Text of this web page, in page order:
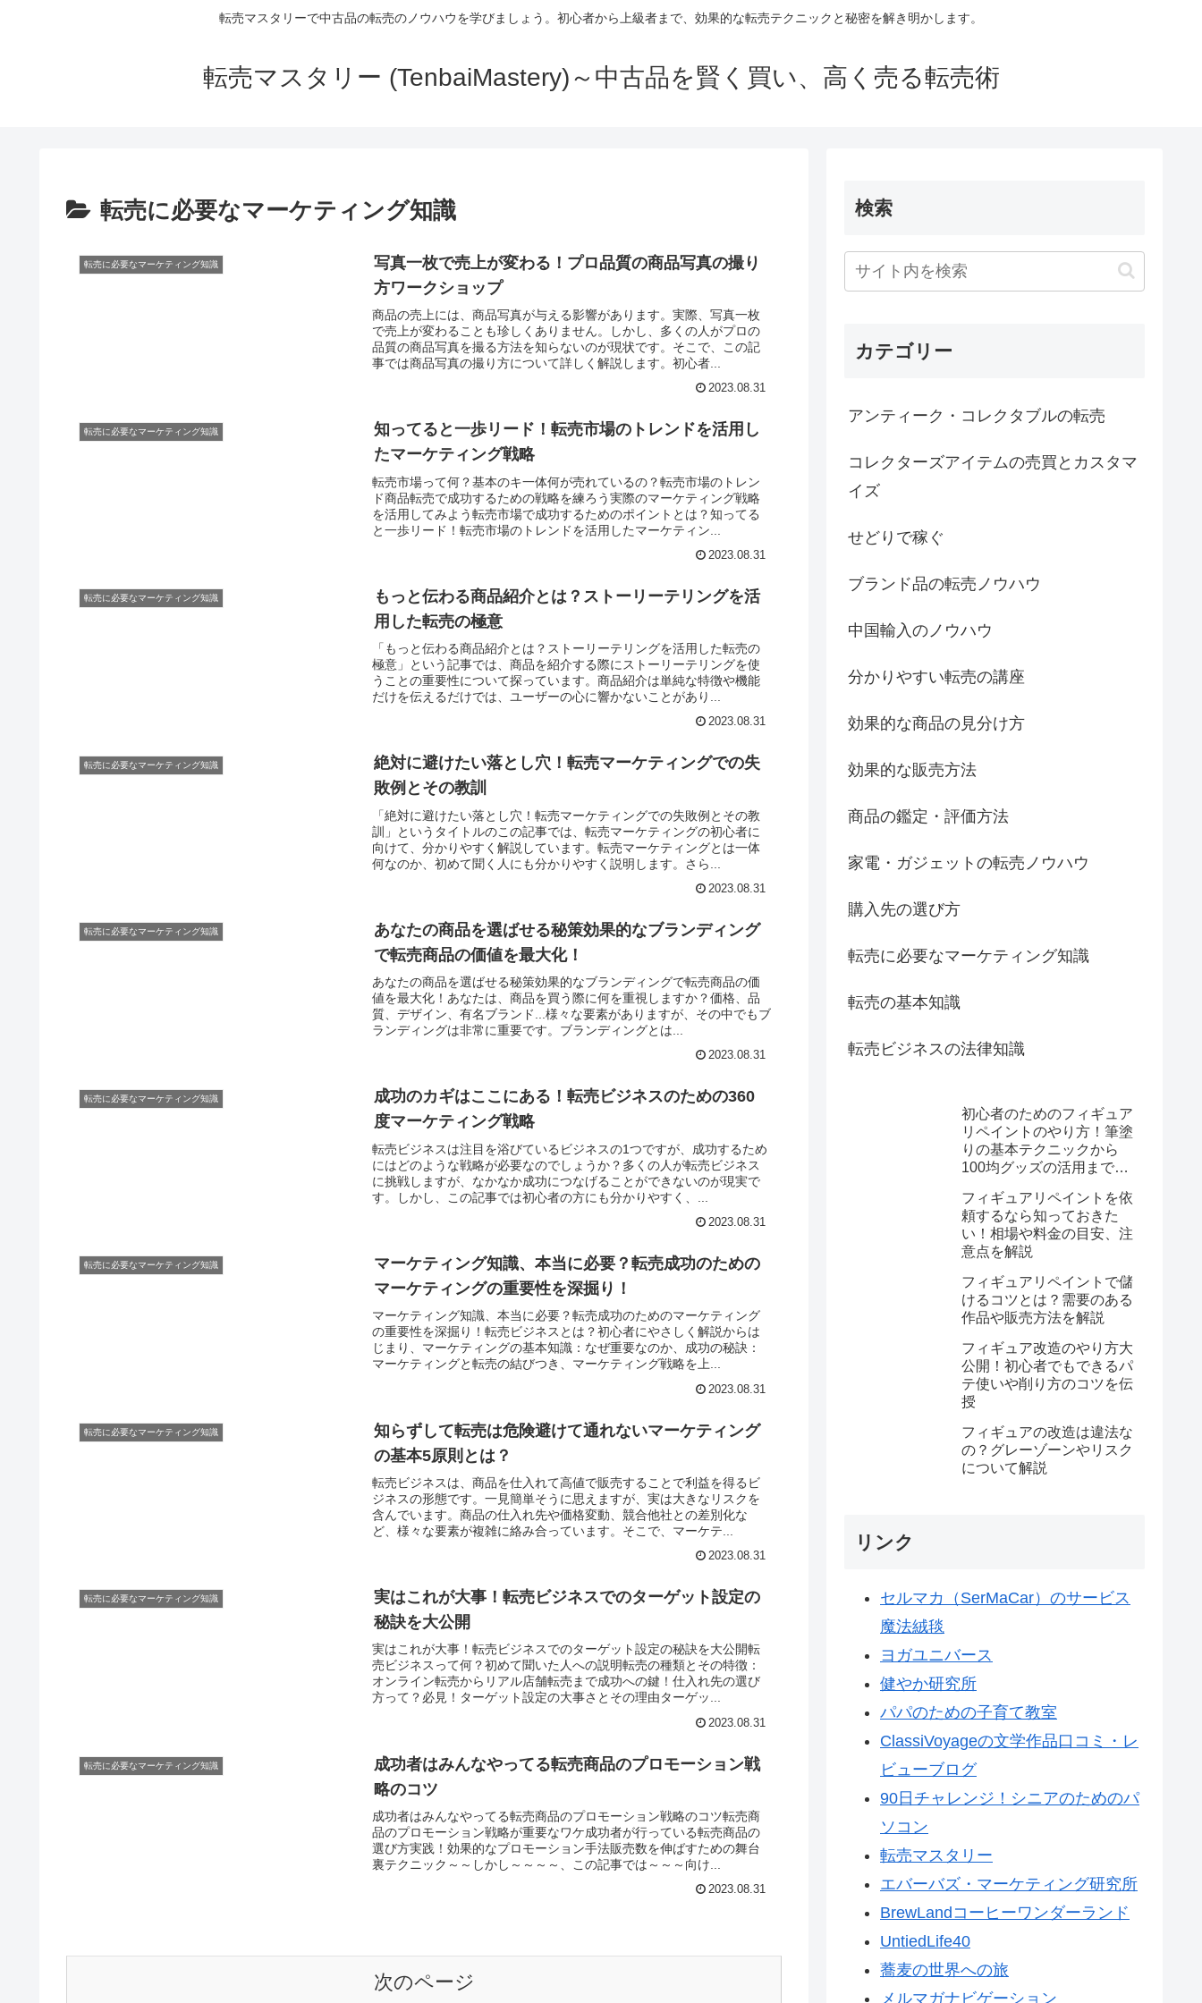
転売マスタリーで中古品の転売のノウハウを学びましょう。初心者から上級者まで、効果的な転売テクニックと秘密を解き明かします。
転売マスタリー (TenbaiMastery)～中古品を賢く買い、高く売る転売術
転売に必要なマーケティング知識
転売に必要なマーケティング知識
写真一枚で売上が変わる！プロ品質の商品写真の撮り
方ワークショップ
商品の売上には、商品写真が与える影響があります。実際、写真一枚
で売上が変わることも珍しくありません。しかし、多くの人がプロの
品質の商品写真を撮る方法を知らないのが現状です。そこで、この記
事では商品写真の撮り方について詳しく解説します。初心者...
2023.08.31
転売に必要なマーケティング知識
知ってると一歩リード！転売市場のトレンドを活用し
たマーケティング戦略
転売市場って何？基本のキ一体何が売れているの？転売市場のトレン
ド商品転売で成功するための戦略を練ろう実際のマーケティング戦略
を活用してみよう転売市場で成功するためのポイントとは？知ってる
と一歩リード！転売市場のトレンドを活用したマーケティン...
2023.08.31
転売に必要なマーケティング知識
もっと伝わる商品紹介とは？ストーリーテリングを活
用した転売の極意
「もっと伝わる商品紹介とは？ストーリーテリングを活用した転売の
極意」という記事では、商品を紹介する際にストーリーテリングを使
うことの重要性について探っています。商品紹介は単純な特徴や機能
だけを伝えるだけでは、ユーザーの心に響かないことがあり...
2023.08.31
転売に必要なマーケティング知識
絶対に避けたい落とし穴！転売マーケティングでの失
敗例とその教訓
「絶対に避けたい落とし穴！転売マーケティングでの失敗例とその教
訓」というタイトルのこの記事では、転売マーケティングの初心者に
向けて、分かりやすく解説しています。転売マーケティングとは一体
何なのか、初めて聞く人にも分かりやすく説明します。さら...
2023.08.31
転売に必要なマーケティング知識
あなたの商品を選ばせる秘策効果的なブランディング
で転売商品の価値を最大化！
あなたの商品を選ばせる秘策効果的なブランディングで転売商品の価
値を最大化！あなたは、商品を買う際に何を重視しますか？価格、品
質、デザイン、有名ブランド...様々な要素がありますが、その中でもブ
ランディングは非常に重要です。ブランディングとは...
2023.08.31
転売に必要なマーケティング知識
成功のカギはここにある！転売ビジネスのための360
度マーケティング戦略
転売ビジネスは注目を浴びているビジネスの1つですが、成功するため
にはどのような戦略が必要なのでしょうか？多くの人が転売ビジネス
に挑戦しますが、なかなか成功につなげることができないのが現実で
す。しかし、この記事では初心者の方にも分かりやすく、...
2023.08.31
転売に必要なマーケティング知識
マーケティング知識、本当に必要？転売成功のための
マーケティングの重要性を深掘り！
マーケティング知識、本当に必要？転売成功のためのマーケティング
の重要性を深掘り！転売ビジネスとは？初心者にやさしく解説からは
じまり、マーケティングの基本知識：なぜ重要なのか、成功の秘訣：
マーケティングと転売の結びつき、マーケティング戦略を上...
2023.08.31
転売に必要なマーケティング知識
知らずして転売は危険避けて通れないマーケティング
の基本5原則とは？
転売ビジネスは、商品を仕入れて高値で販売することで利益を得るビ
ジネスの形態です。一見簡単そうに思えますが、実は大きなリスクを
含んでいます。商品の仕入れ先や価格変動、競合他社との差別化な
ど、様々な要素が複雑に絡み合っています。そこで、マーケテ...
2023.08.31
転売に必要なマーケティング知識
実はこれが大事！転売ビジネスでのターゲット設定の
秘訣を大公開
実はこれが大事！転売ビジネスでのターゲット設定の秘訣を大公開転
売ビジネスって何？初めて聞いた人への説明転売の種類とその特徴：
オンライン転売からリアル店舗転売まで成功への鍵！仕入れ先の選び
方って？必見！ターゲット設定の大事さとその理由ターゲッ...
2023.08.31
転売に必要なマーケティング知識
成功者はみんなやってる転売商品のプロモーション戦
略のコツ
成功者はみんなやってる転売商品のプロモーション戦略のコツ転売商
品のプロモーション戦略が重要なワケ成功者が行っている転売商品の
選び方実践！効果的なプロモーション手法販売数を伸ばすための舞台
裏テクニック～～しかし～～～～、この記事では～～～向け...
2023.08.31
次のページ
検索
カテゴリー
アンティーク・コレクタブルの転売
コレクターズアイテムの売買とカスタマ
イズ
せどりで稼ぐ
ブランド品の転売ノウハウ
中国輸入のノウハウ
分かりやすい転売の講座
効果的な商品の見分け方
効果的な販売方法
商品の鑑定・評価方法
家電・ガジェットの転売ノウハウ
購入先の選び方
転売に必要なマーケティング知識
転売の基本知識
転売ビジネスの法律知識
初心者のためのフィギュア
リペイントのやり方！筆塗
りの基本テクニックから
100均グッズの活用まで徹
フィギュアリペイントを依
頼するなら知っておきた
い！相場や料金の目安、注
意点を解説
フィギュアリペイントで儲
けるコツとは？需要のある
作品や販売方法を解説
フィギュア改造のやり方大
公開！初心者でもできるパ
テ使いや削り方のコツを伝
授
フィギュアの改造は違法な
の？グレーゾーンやリスク
について解説
リンク
セルマカ（SerMaCar）のサービス
魔法絨毯
ヨガユニバース
健やか研究所
パパのための子育て教室
ClassiVoyageの文学作品口コミ・レ
ビューブログ
90日チャレンジ！シニアのためのパ
ソコン
転売マスタリー
エバーバズ・マーケティング研究所
BrewLandコーヒーワンダーランド
UntiedLife40
蕎麦の世界への旅
メルマガナビゲーション